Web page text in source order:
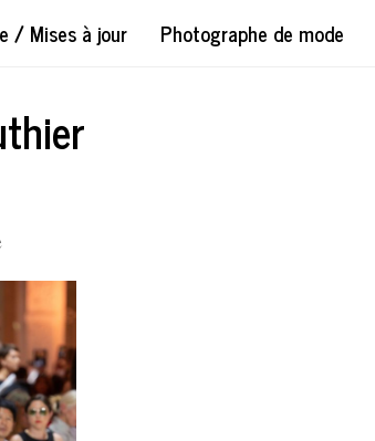
/ Mises à jour Photographe de mode